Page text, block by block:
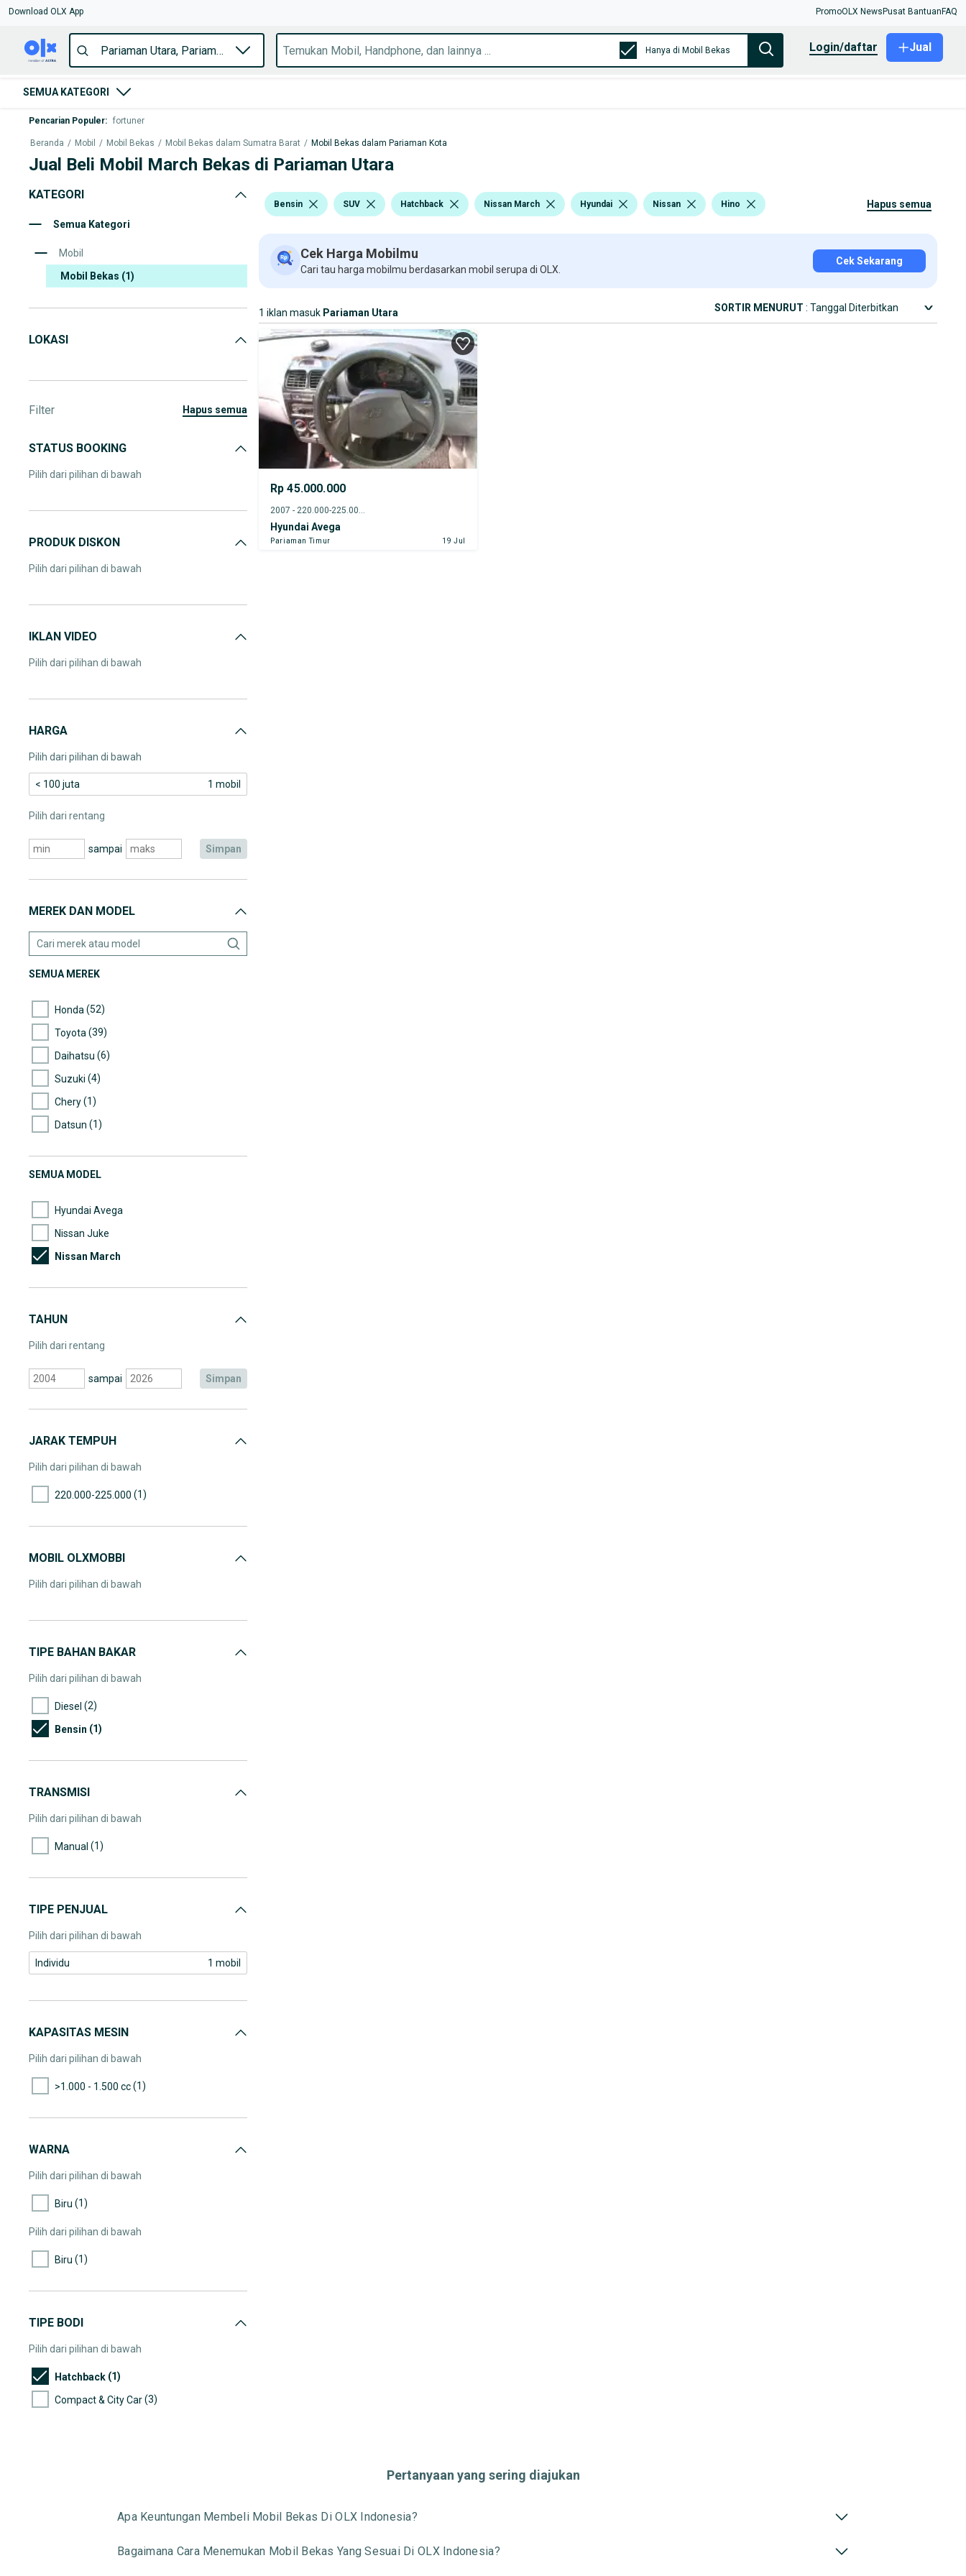
Download OLX App PromoOLX News Pusat Bantuan FAQ
Hanya di Mobil Bekas login/daftar Jual
SEMUA KATEGORI
Pencarian Populer: fortuner
Beranda / Mobil / Mobil Bekas / Mobil Bekas dalam Sumatra Barat / Mobil Bekas dalam Pariaman Kota
Jual Beli Mobil March Bekas di Pariaman Utara
KATEGORI
Semua Kategori
Mobil
Mobil Bekas (1)
LOKASI
Filter hapus semua
STATUS BOOKING
Pilih dari pilihan di bawah
PRODUK DISKON
Pilih dari pilihan di bawah
IKLAN VIDEO
Pilih dari pilihan di bawah
HARGA
Pilih dari pilihan di bawah
< 100 juta 1 mobil
Pilih dari rentang
sampai simpan
MEREK DAN MODEL
SEMUA MEREK
Honda (52)
Toyota (39)
Daihatsu (6)
Suzuki (4)
Chery(1)
Datsun (1)
Jeep(1)
SEMUA MODEL
Hyundai Avega
Nissan Juke
Nissan March
TAHUN
Pilih dari rentang
sampai simpan
JARAK TEMPUH
Pilih dari pilihan di bawah
220.000-225.000 (1)
MOBIL OLXMOBBI
Pilih dari pilihan di bawah
TIPE BAHAN BAKAR
Pilih dari pilihan di bawah
Diesel (2)
Bensin (1)
TRANSMISI
Pilih dari pilihan di bawah
Manual (1)
TIPE PENJUAL
Pilih dari pilihan di bawah
Individu 1 mobil
KAPASITAS MESIN
Pilih dari pilihan di bawah
>1.000 - 1.500 cc(1)
WARNA
Pilih dari pilihan di bawah
Biru (1)
Pilih dari pilihan di bawah
Biru (1)
TIPE BODI
Pilih dari pilihan di bawah
Hatchback (1)
Compact & City Car(3)
Bensin SUV Hatchback Nissan March Hyundai Nissan Hino hapus semua
Cek Harga Mobilmu
Cari tau harga mobilmu berdasarkan mobil serupa di OLX.
Cek Sekarang
1 iklan masuk Pariaman Utara SORTIR MENURUT : Tanggal Diterbitkan
Rp 45.000.000
Hyundai Avega
Pariaman Timur 19 Jul
Pertanyaan yang sering diajukan
Apa Keuntungan Membeli Mobil Bekas Di OLX Indonesia?
Bagaimana Cara Menemukan Mobil Bekas Yang Sesuai Di OLX Indonesia?